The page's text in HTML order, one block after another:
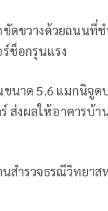
ดขวางด้วยถนนที่
ช็อกรุนแรง
าด 5.6 แมกนิจูด
ส่งผลให้อาคารบ้า
สำรวจธรณีวิทยาส